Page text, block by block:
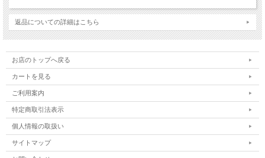
返品についての詳細はこちら
お店のトップへ戻る
カートを見る
ご利用案内
特定商取引法表示
個人情報の取扱い
サイトマップ